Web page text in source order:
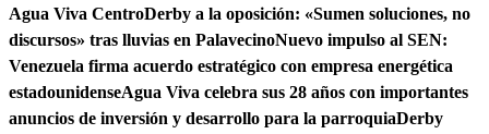
Agua Viva CentroDerby a la oposición: «Sumen soluciones, no
discursos» tras lluvias en PalavecinoNuevo impulso al SEN:
Venezuela firma acuerdo estratégico con empresa energética
estadounidenseAgua Viva celebra sus 28 años con importantes
anuncios de inversión y desarrollo para la parroquiaDerby